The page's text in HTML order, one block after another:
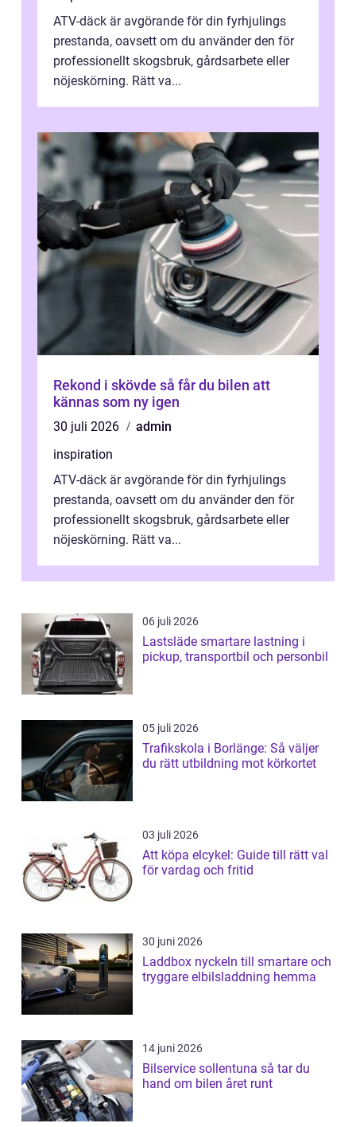
ATV-däck är avgörande för din fyrhjulings
prestanda, oavsett om du använder den för
professionellt skogsbruk, gårdsarbete eller
nöjeskörning. Rätt va...
Rekond i skövde så får du bilen att
kännas som ny igen
30 juli 2026
admin
inspiration
ATV-däck är avgörande för din fyrhjulings
prestanda, oavsett om du använder den för
professionellt skogsbruk, gårdsarbete eller
nöjeskörning. Rätt va...
06 juli 2026
Lastsläde smartare lastning i
pickup, transportbil och personbil
05 juli 2026
Trafikskola i Borlänge: Så väljer
du rätt utbildning mot körkortet
03 juli 2026
Att köpa elcykel: Guide till rätt val
för vardag och fritid
30 juni 2026
Laddbox nyckeln till smartare och
tryggare elbilsladdning hemma
14 juni 2026
Bilservice sollentuna så tar du
hand om bilen året runt